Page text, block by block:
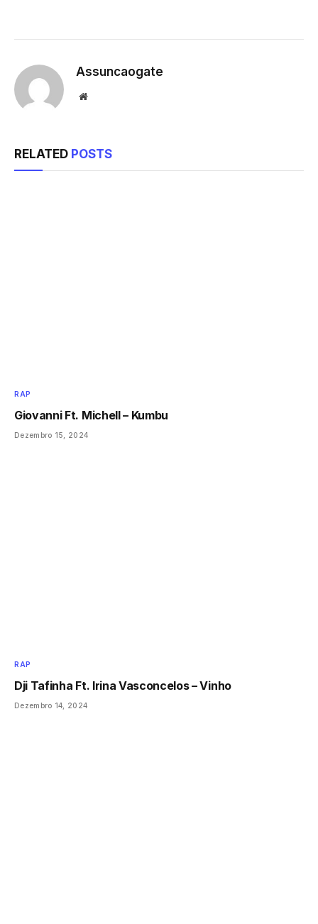
Assuncaogate
Website
RELATED POSTS
RAP
Giovanni Ft. Michell – Kumbu
Dezembro 15, 2024
RAP
Dji Tafinha Ft. Irina Vasconcelos – Vinho
Dezembro 14, 2024